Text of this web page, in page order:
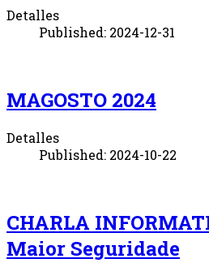
Detalles
Published: 2024-12-31
MAGOSTO 2024
Detalles
Published: 2024-10-22
CHARLA
Maior Seguridade